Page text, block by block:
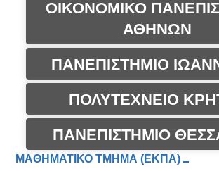
ΟΙΚΟΝΟΜΙΚΟ
ΑΘΗΝΩΝ
ΠΑΝΕΠΙΣΤΗΜΙΟ
ΠΟΛΥΤΕΧΝΕΙΟ
ΠΑΝΕΠΙΣΤΗΜΙΟ
ΜΑΘΗΜΑΤΙΚΟ ΤΜΗΜΑ (ΕΚΠΑ)